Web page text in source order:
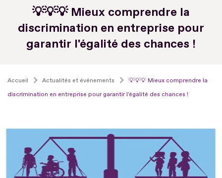
💡💡💡 Mieux comprendre la
discrimination en entreprise pour
garantir l'égalité des chances !
Accueil Actualités et événements
💡💡💡 Mieux comprendre la
discrimination en entreprise pour garantir l'égalité des chances !